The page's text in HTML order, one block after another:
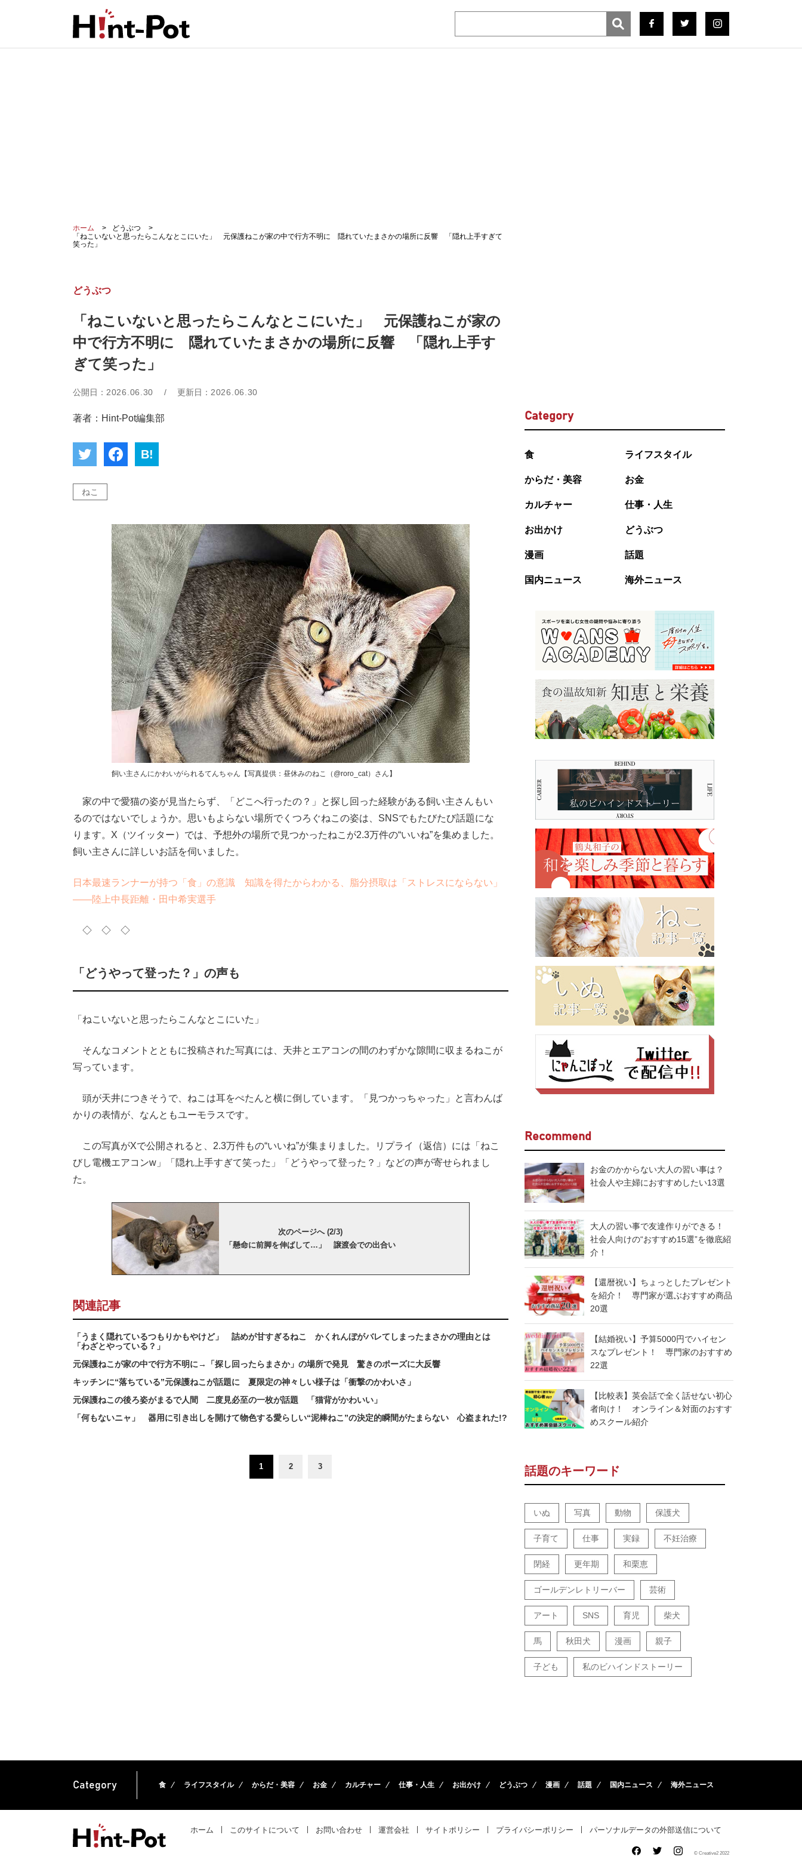
ホーム
どうぶつ
「ねこいないと思ったらこんなとこにいた」 元保護ねこが家の中で行方不明に 隠れていたまさかの場所に反響 「隠れ上手すぎて
笑った」
どうぶつ
「ねこいないと思ったらこんなとこにいた」 元保護ねこが家の
中で行方不明に 隠れていたまさかの場所に反響 「隠れ上手す
ぎて笑った」
公開日： 2026.06.30 / 更新日： 2026.06.30
著者：Hint-Pot編集部
B!
ねこ
飼い主さんにかわいがられるてんちゃん【写真提供：昼休みのねこ（@roro_cat）さん】
家の中で愛猫の姿が見当たらず、「どこへ行ったの？」と探し回った経験がある飼い主さんもい
るのではないでしょうか。思いもよらない場所でくつろぐねこの姿は、SNSでもたびたび話題にな
ります。X（ツイッター）では、予想外の場所で見つかったねこが2.3万件の“いいね”を集めました。
飼い主さんに詳しいお話を伺いました。
日本最速ランナーが持つ「食」の意識 知識を得たからわかる、脂分摂取は「ストレスにならない」
――陸上中長距離・田中希実選手
◇ ◇ ◇
「どうやって登った？」の声も
「ねこいないと思ったらこんなとこにいた」
そんなコメントとともに投稿された写真には、天井とエアコンの間のわずかな隙間に収まるねこが
写っています。
頭が天井につきそうで、ねこは耳をぺたんと横に倒しています。「見つかっちゃった」と言わんば
かりの表情が、なんともユーモラスです。
この写真がXで公開されると、2.3万件もの“いいね”が集まりました。リプライ（返信）には「ねこ
びし電機エアコンw」「隠れ上手すぎて笑った」「どうやって登った？」などの声が寄せられまし
た。
次のページへ (2/3)
「懸命に前脚を伸ばして…」 譲渡会での出合い
関連記事
「うまく隠れているつもりかもやけど」 詰めが甘すぎるねこ かくれんぼがバレてしまったまさかの理由とは
「わざとやっている？」
元保護ねこが家の中で行方不明に→「探し回ったらまさか」の場所で発見 驚きのポーズに大反響
キッチンに“落ちている”元保護ねこが話題に 夏限定の神々しい様子は「衝撃のかわいさ」
元保護ねこの後ろ姿がまるで人間 二度見必至の一枚が話題 「猫背がかわいい」
「何もないニャ」 器用に引き出しを開けて物色する愛らしい“泥棒ねこ”の決定的瞬間がたまらない 心盗まれた!?
1 2 3
Category
食 ライフスタイル
からだ・美容 お金
カルチャー 仕事・人生
お出かけ どうぶつ
漫画 話題
国内ニュース 海外ニュース
Recommend
お金のかからない大人の習い事は？
社会人や主婦におすすめしたい13選
大人の習い事で友達作りができる！
社会人向けの“おすすめ15選”を徹底紹
介！
【還暦祝い】ちょっとしたプレゼント
を紹介！ 専門家が選ぶおすすめ商品
20選
【結婚祝い】予算5000円でハイセン
スなプレゼント！ 専門家のおすすめ
22選
【比較表】英会話で全く話せない初心
者向け！ オンライン＆対面のおすす
めスクール紹介
話題のキーワード
いぬ 写真 動物 保護犬
子育て 仕事 実録 不妊治療
閉経 更年期 和栗恵
ゴールデンレトリーバー 芸術
アート SNS 育児 柴犬
馬 秋田犬 漫画 親子
子ども 私のビハインドストーリー
Category 食 ライフスタイル からだ・美容 お金 カルチャー 仕事・人生 お出かけ どうぶつ 漫画 話題 国内ニュース 海外ニュース
ホーム このサイトについて お問い合わせ 運営会社 サイトポリシー プライバシーポリシー パーソナルデータの外部送信について
© Creative2 2022